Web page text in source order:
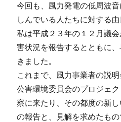
今回も、風力発電の低周波
しんでいる人たちに対する
私は平成２３年の１２月議
害状況を報告するとともに
きました。
これまで、風力事業者の説
公害環境委員会のプロジェ
察に来たり、その都度の新
の報告と、見解を求めたもの